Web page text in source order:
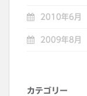
2010年6月
2009年8月
カテゴリー